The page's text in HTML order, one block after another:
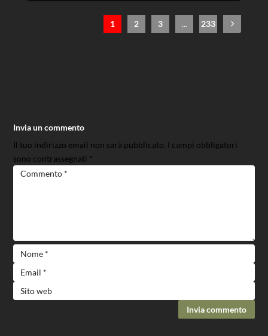
1 2 3 ... 233
Invia un commento
Il tuo indirizzo email non sarà pubblicato. I campi obbligatori
sono contrassegnati *
Invia commento